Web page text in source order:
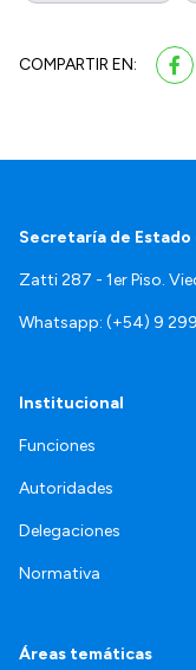
COMPARTIR EN:
Secretaría de
Zatti 287 - 1er Piso.
Whatsapp: (+54) 9
Institucional
Funciones
Autoridades
Delegaciones
Normativa
Áreas temáticas